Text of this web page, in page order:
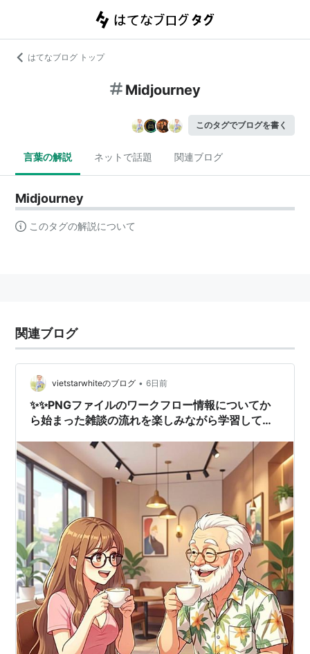
はてなブログ トップ
Midjourney
このタグでブログを書く
言葉の解説 ネットで話題 関連ブログ
Midjourney
このタグの解説について
関連ブログ
vietstarwhiteのブログ • 6日前
✨✨PNGファイルのワークフロー情報についてか
ら始まった雑談の流れを楽しみながら学習してゆ